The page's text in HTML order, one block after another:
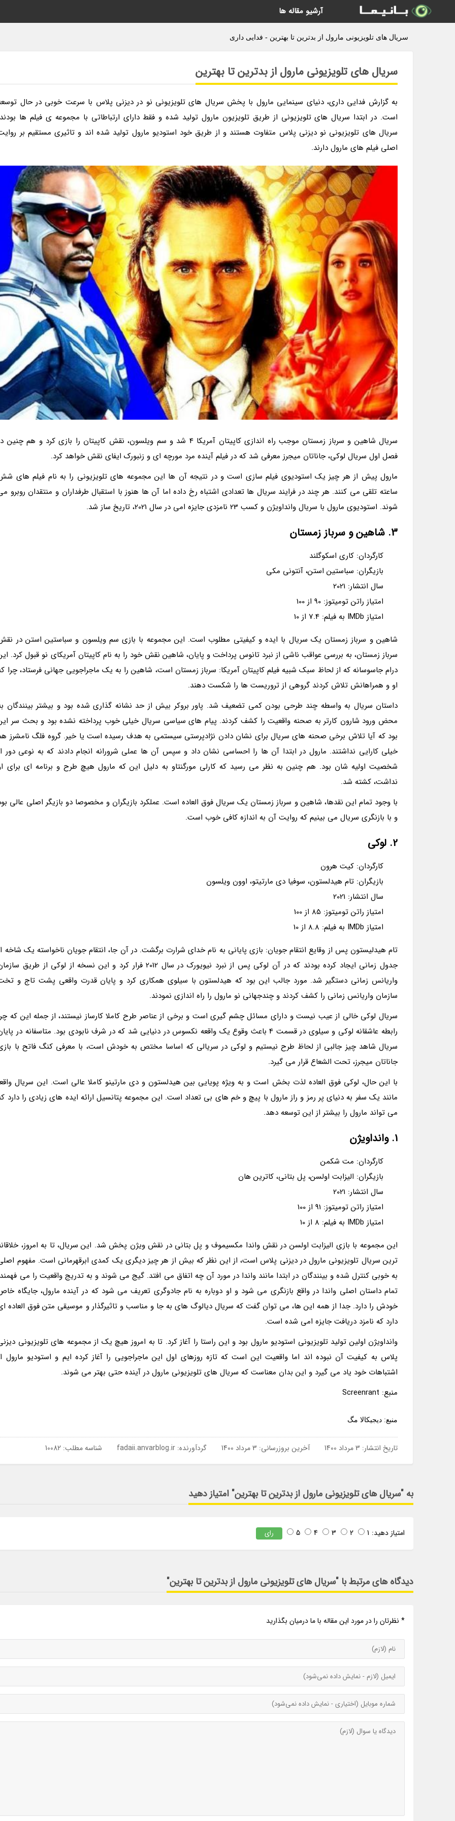
سریال های تلویزیونی مارول از بدترین تا بهترین - فدایی داری
سریال های تلویزیونی مارول از بدترین تا بهترین
به گزارش فدایی داری، دنیای سینمایی مارول با پخش سریال های تلویزیونی نو در دیزنی پلاس با سرعت خوبی در حال
است. در ابتدا سریال های تلویزیونی از طریق تلویزیون مارول تولید شده و فقط دارای ارتباطاتی با مجموعه ی فیلم ها
سریال های تلویزیونی نو دیزنی پلاس متفاوت هستند و از طریق خود استودیو مارول تولید شده اند و تاثیری مستقیم بر
اصلی فیلم های مارول دارند.
سریال شاهین و سرباز زمستان موجب راه اندازی کاپیتان آمریکا 4 شد و سم ویلسون، نقش کاپیتان را بازی کرد و هم چنین
فصل اول سریال لوکی، جاناتان میجرز معرفی شد که در فیلم آینده مرد مورچه ای و زنبورک ایفای نقش خواهد کرد.
مارول پیش از هر چیز یک استودیوی فیلم سازی است و در نتیجه آن ها این مجموعه های تلویزیونی را به نام فیلم های
ساعته تلقی می کنند. هر چند در فرایند سریال ها تعدادی اشتباه رخ داده اما آن ها هنوز با استقبال طرفداران و منتقدان روبرو
شوند. استودیوی مارول با سریال وانداویژن و کسب 23 نامزدی جایزه امی در سال 2021، تاریخ ساز شد.
3. شاهین و سرباز زمستان
کارگردان: کاری اسکوگلند
بازیگران: سباستین استن، آنتونی مکی
سال انتشار: 2021
امتیاز راتن تومیتوز: 90 از 100
امتیاز IMDb به فیلم: 7.4 از 10
شاهین و سرباز زمستان یک سریال با ایده و کیفیتی مطلوب است. این مجموعه با بازی سم ویلسون و سباستین استن در
سرباز زمستان، به بررسی عواقب ناشی از نبرد تانوس پرداخت و پایان، شاهین نقش خود را به نام کاپیتان آمریکای نو قبول کرد.
درام جاسوسانه که از لحاظ سبک شبیه فیلم کاپیتان آمریکا: سرباز زمستان است، شاهین را به یک ماجراجویی جهانی فرستاد، چرا
او و همراهانش تلاش کردند گروهی از تروریست ها را شکست دهند.
داستان سریال به واسطه چند طرحی بودن کمی تضعیف شد. پاور بروکر بیش از حد نشانه گذاری شده بود و بیشتر بینندگان
محض ورود شارون کارتر به صحنه واقعیت را کشف کردند. پیام های سیاسی سریال خیلی خوب پرداخته نشده بود و بحث سر
بود که آیا تلاش برخی صحنه های سریال برای نشان دادن نژادپرستی سیستمی به هدف رسیده است یا خیر. گروه فلگ نامشرز
خیلی کارایی نداشتند. مارول در ابتدا آن ها را احساسی نشان داد و سپس آن ها عملی شرورانه انجام دادند که به نوعی دور
شخصیت اولیه شان بود. هم چنین به نظر می رسید که کارلی مورگنتاو به دلیل این که مارول هیچ طرح و برنامه ای برای
نداشت، کشته شد.
با وجود تمام این نقدها، شاهین و سرباز زمستان یک سریال فوق العاده است. عملکرد بازیگران و مخصوصا دو بازیگر اصلی عالی
و با بازنگری سریال می بینیم که روایت آن به اندازه کافی خوب است.
2. لوکی
کارگردان: کیت هرون
بازیگران: تام هیدلستون، سوفیا دی مارتیتو، اوون ویلسون
سال انتشار: 2021
امتیاز راتن تومیتوز: 85 از 100
امتیاز IMDb به فیلم: 8.8 از 10
تام هیدلیستون پس از وقایع انتقام جویان: بازی پایانی به نام خدای شرارت برگشت. در آن جا، انتقام جویان ناخواسته یک شاخه
جدول زمانی ایجاد کرده بودند که در آن لوکی پس از نبرد نیویورک در سال 2012 فرار کرد و این نسخه از لوکی از طریق
واریانس زمانی دستگیر شد. مورد جالب این بود که هیدلستون با سیلوی همکاری کرد و پایان قدرت واقعی پشت تاج و
سازمان واریانس زمانی را کشف کردند و چندجهانی نو مارول را راه اندازی نمودند.
سریال لوکی خالی از عیب نیست و دارای مسائل چشم گیری است و برخی از عناصر طرح کاملا کارساز نیستند، از جمله این که
رابطه عاشقانه لوکی و سیلوی در قسمت 4 باعث وقوع یک واقعه نکسوس در دنیایی شد که در شرف نابودی بود. متاسفانه در
سریال شاهد چیز جالبی از لحاظ طرح نیستیم و لوکی در سریالی که اساسا مختص به خودش است، با معرفی کنگ فاتح با
جاناتان میجرز، تحت الشعاع قرار می گیرد.
با این حال، لوکی فوق العاده لذت بخش است و به ویژه پویایی بین هیدلستون و دی مارتینو کاملا عالی است. این سریال
مانند یک سفر به دنیای پر رمز و راز مارول با پیچ و خم های بی تعداد است. این مجموعه پتانسیل ارائه ایده های زیادی را دارد
می تواند مارول را بیشتر از این توسعه دهد.
1. وانداویژن
کارگردان: مت شکمن
بازیگران: الیزابت اولسن، پل بتانی، کاترین هان
سال انتشار: 2021
امتیاز راتن تومیتوز: 91 از 100
امتیاز IMDb به فیلم: 8 از 10
این مجموعه با بازی الیزابت اولسن در نقش واندا مکسیموف و پل بتانی در نقش ویژن پخش شد. این سریال، تا به امروز،
ترین سریال تلویزیونی مارول در دیزنی پلاس است، از این نظر که بیش از هر چیز دیگری یک کمدی ابرقهرمانی است. مفهوم
به خوبی کنترل شده و بینندگان در ابتدا مانند واندا در مورد آن چه اتفاق می افتد. گیج می شوند و به تدریج واقعیت را می
تمام داستان اصلی واندا در واقع بازنگری می شود و او دوباره به نام جادوگری تعریف می شود که در آینده مارول، جایگاه
خودش را دارد. جدا از همه این ها، می توان گفت که سریال دیالوگ های به جا و مناسب و تاثیرگذار و موسیقی متن فوق العاده
دارد که نامزد دریافت جایزه امی شده است.
وانداویژن اولین تولید تلویزیونی استودیو مارول بود و این راستا را آغاز کرد. تا به امروز هیچ یک از مجموعه های تلویزیونی
پلاس به کیفیت آن نبوده اند اما واقعیت این است که تازه روزهای اول این ماجراجویی را آغاز کرده ایم و استودیو مارول
اشتباهات خود یاد می گیرد و این بدان معناست که سریال های تلویزیونی مارول در آینده حتی بهتر می شوند.
منبع: Screenrant
منبع: دیجیکالا مگ
تاریخ انتشار: 3 مرداد 1400 آخرین بروزرسانی: 3 مرداد 1400 گردآورنده: fadaii.anvarblog.ir شناسه مطلب: 10082
به "سریال های تلویزیونی مارول از بدترین تا بهترین" امتیاز دهید
امتیاز دهید: 1
2
3
4
5 رای
دیدگاه های مرتبط با "سریال های تلویزیونی مارول از بدترین تا بهترین"
* نظرتان را در مورد این مقاله با ما درمیان بگذارید
آرشیو مقاله ها